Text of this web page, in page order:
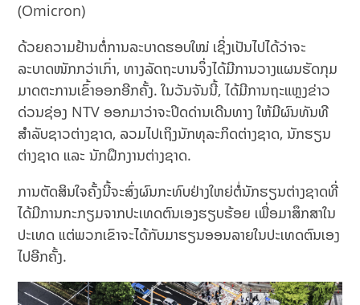
(Omicron)
ດ້ວຍຄວາມຢ້ານຕໍ່ການລະບາດຮອບໃໝ່ ເຊິ່ງເປັນໄປໄດ້ວ່າຈະ
ລະບາດໜັກກວ່າເກົ່າ, ທາງລັດຖະບານຈຶ່ງໄດ້ມີການວາງແຜນຮັດກຸມ
ມາດຕະການເຂົ້າອອກອີກຄັ້ງ. ໃນວັນຈັນນີ້, ໄດ້ມີການຖະແຫຼງຂ່າວ
ດ່ວນຊ່ອງ NTV ອອກມາວ່າຈະປິດດ່ານເດີນທາງ ໃຫ້ມີຜົນທັນທີ
ສຳລັບຊາວຕ່າງຊາດ, ລວມໄປເຖິງນັກທຸລະກິດຕ່າງຊາດ, ນັກຮຽນ
ຕ່າງຊາດ ແລະ ນັກຝຶກງານຕ່າງຊາດ.
ການຕັດສິນໃຈຄັ້ງນີ້ຈະສົ່ງຜົນກະທົບຢ່າງໃຫຍ່ຕໍ່ນັກຮຽນຕ່າງຊາດທີ່
ໄດ້ມີການກະກຽມຈາກປະເທດຕົນເອງຮຽບຮ້ອຍ ເພື່ອມາສຶກສາໃນ
ປະເທດ ແຕ່ພວກເຂົາຈະໄດ້ກັບມາຮຽນອອນລາຍໃນປະເທດຕົນເອງ
ໄປອີກຄັ້ງ.